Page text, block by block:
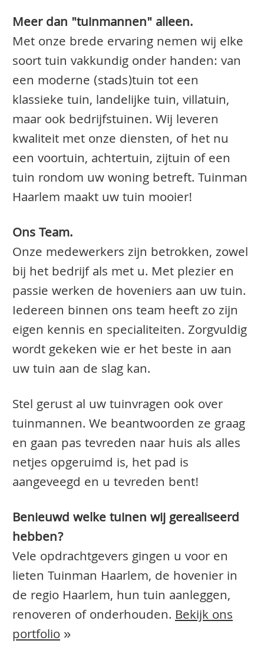
Meer dan "tuinmannen" alleen.
Met onze brede ervaring nemen wij elke
soort tuin vakkundig onder handen: van
een moderne (stads)tuin tot een
klassieke tuin, landelijke tuin, villatuin,
maar ook bedrijfstuinen. Wij leveren
kwaliteit met onze diensten, of het nu
een voortuin, achtertuin, zijtuin of een
tuin rondom uw woning betreft. Tuinman
Haarlem maakt uw tuin mooier!
Ons Team.
Onze medewerkers zijn betrokken, zowel
bij het bedrijf als met u. Met plezier en
passie werken de hoveniers aan uw tuin.
Iedereen binnen ons team heeft zo zijn
eigen kennis en specialiteiten. Zorgvuldig
wordt gekeken wie er het beste in aan
uw tuin aan de slag kan.
Stel gerust al uw tuinvragen ook over
tuinmannen. We beantwoorden ze graag
en gaan pas tevreden naar huis als alles
netjes opgeruimd is, het pad is
aangeveegd en u tevreden bent!
Benieuwd welke tuinen wij gerealiseerd
hebben?
Vele opdrachtgevers gingen u voor en
lieten Tuinman Haarlem, de hovenier in
de regio Haarlem, hun tuin aanleggen,
renoveren of onderhouden.Bekijk ons
portfolio»